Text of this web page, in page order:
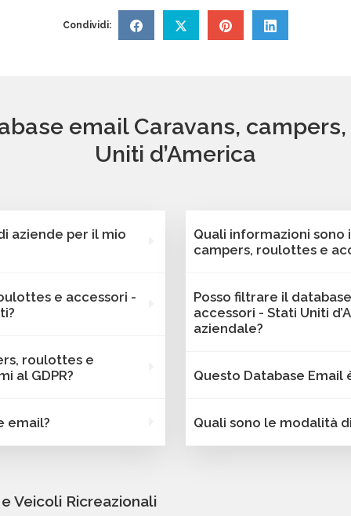
Condividi:
email Caravans,
Uniti d’America
aziende per il mio
attive Caravans,
Tutti i contatti
e accessori -
verifiche regolari per
alle normative vigenti.
roulottes e
al GDPR?
la piena
email?
organizzato in
Quali informazioni sono
campers, roulottes e
dati di contatto completi
informazioni strategiche
campagne B2B.
Posso filtrare il
accessori - Stati Uniti
aziendale?
accessori - Stati Uniti
numero di dipendenti,
Questo Database
campers, roulottes e
email non validi entro
Quali sono le modalità
Veicoli Ricreazionali